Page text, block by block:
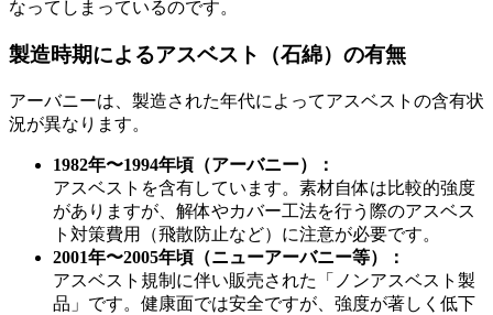
なってしまっているのです。
製造時期によるアスベスト（石綿）の有無
アーバニーは、製造された年代によってアスベストの含有状
況が異なります。
1982年〜1994年頃（アーバニー）：
アスベストを含有しています。素材自体は比較的強度
がありますが、解体やカバー工法を行う際のアスベス
ト対策費用（飛散防止など）に注意が必要です。
2001年〜2005年頃（ニューアーバニー等）：
アスベスト規制に伴い販売された「ノンアスベスト製
品」です。健康面では安全ですが、強度が著しく低下